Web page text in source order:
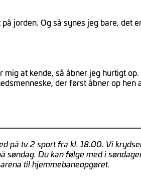
jorden. Og så synes jeg bare, det
at kende, så åbner jeg hurtigt
der først åbner op hen
på tv 2 sport fra kl. 18.00. Vi
søndag. Du kan følge med i
til hjemmebaneopgøret.